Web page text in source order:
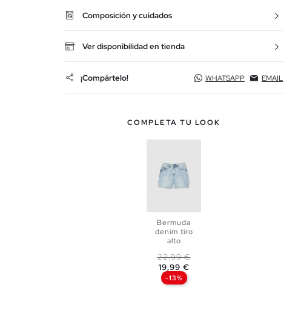
Composición y cuidados
Ver disponibilidad en tienda
¡Compártelo! WHATSAPP EMAIL
COMPLETA TU LOOK
AÑADIR A
Bermuda
denim tiro
alto
Precio base
22,99 €Precio
19,99 €
-13%